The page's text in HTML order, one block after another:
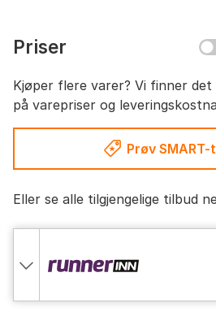
Priser
Kjøper flere varer? Vi finner
på varepriser og
Prøv
Eller se alle tilgjengelige tilbud